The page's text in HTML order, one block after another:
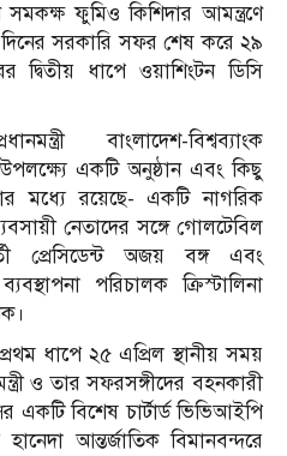
ফুমিও কিশিদার আমন্ত্রণে
সরকারি সফর শেষ করে ২৯
ধাপে ওয়াশিংটন ডিসি
বাংলাদেশ-বিশ্বব্যাংক
একটি অনুষ্ঠান এবং কিছু
মধ্যে রয়েছে- একটি নাগরিক
নেতাদের সঙ্গে গোলটেবিল
প্রেসিডেন্ট অজয় বঙ্গ এবং
পরিচালক ক্রিস্টালিনা
ধাপে ২৫ এপ্রিল স্থানীয় সময়
ও তার সফরসঙ্গীদের বহনকারী
একটি বিশেষ চার্টার্ড ভিভিআইপি
আন্তর্জাতিক বিমানবন্দরে